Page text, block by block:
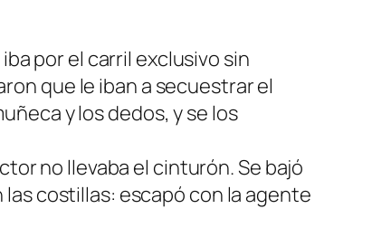
por el carril exclusivo sin
que le iban a secuestrar el
y los dedos, y se los
no llevaba el cinturón. Se bajó
costillas: escapó con la agente